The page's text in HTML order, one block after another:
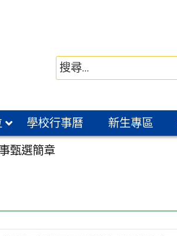
學校行事曆 新生專區
甄選簡章